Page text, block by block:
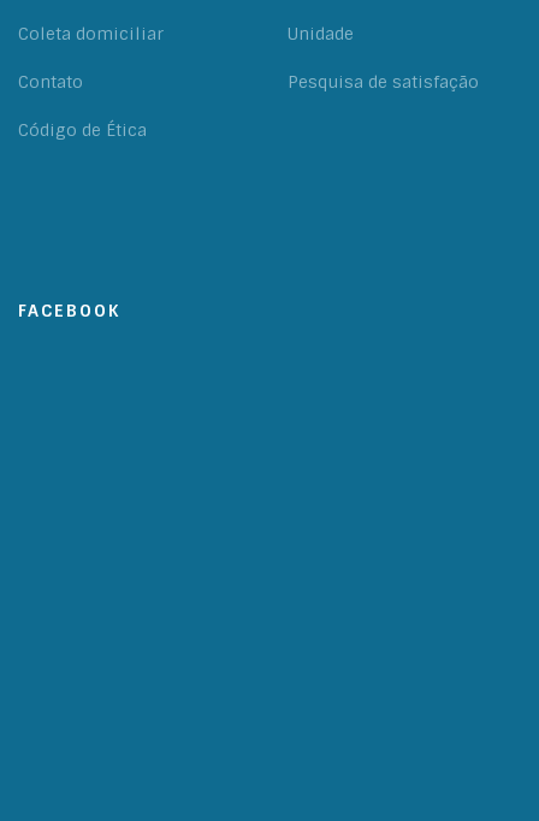
Coleta domiciliar Unidade
Contato Pesquisa de satisfação
Código de Ética
FACEBOOK